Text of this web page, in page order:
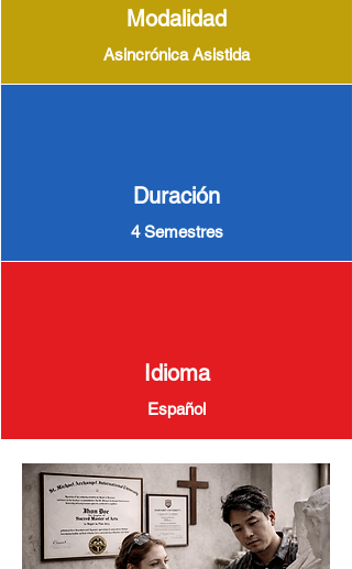
Modalidad
Asincrónica Asistida
Duración
4 Semestres
Idioma
Español